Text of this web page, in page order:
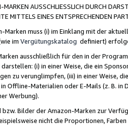
MARKEN AUSSCHLIESSLICH DURCH
MITTELS EINES ENTSPRECHENDEN
Marken muss (i) im Einklang mit der
im Vergütungskatalog definiert)
ausschließlich für den in der
(i) in einer Weise, die ein
zu verunglimpfen, (iii) in einer Weise,
Offline-Materialien oder E-Mails (z. B. in
Werbung).
bzw. Bilder der Amazon-Marken zur
nicht die Proportionen,